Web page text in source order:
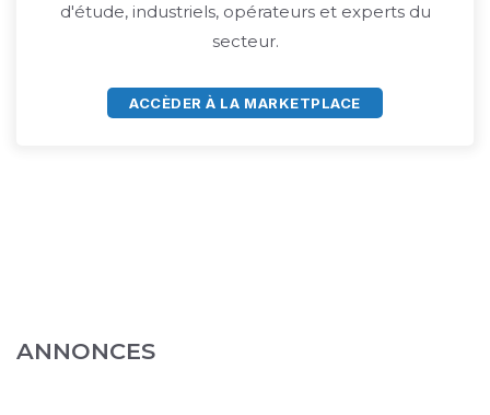
d'étude, industriels, opérateurs et experts du
secteur.
ACCÈDER À LA MARKETPLACE
ANNONCES